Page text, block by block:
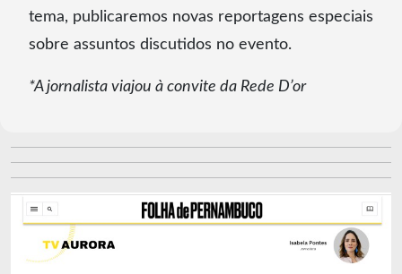
tema, publicaremos novas reportagens especiais
sobre assuntos discutidos no evento.
*A jornalista viajou à convite da Rede D’or